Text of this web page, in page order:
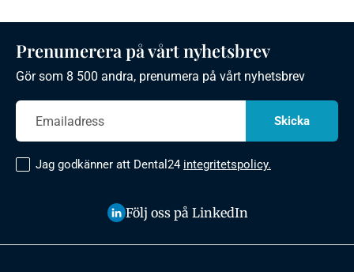
Prenumerera på vårt nyhetsbrev
Gör som 8 500 andra, prenumera på vårt nyhetsbrev
Jag godkänner att Dental24 integritetspolicy.
Följ oss på LinkedIn